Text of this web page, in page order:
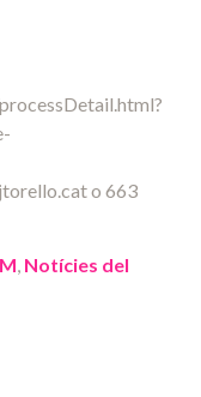
o 663
, Notícies del